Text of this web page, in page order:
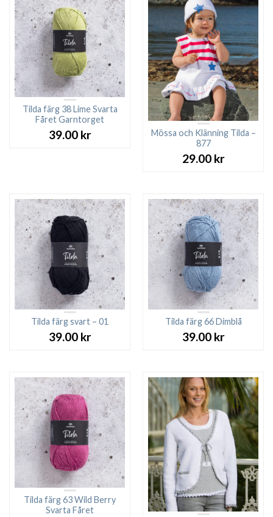
Tilda färg 38 Lime Svarta
Fåret Garntorget
39.00 kr
Mössa och Klänning Tilda –
877
29.00 kr
Tilda färg svart – 01
39.00 kr
Tilda färg 66 Dimblå
39.00 kr
Tilda färg 63 Wild Berry
Svarta Fåret